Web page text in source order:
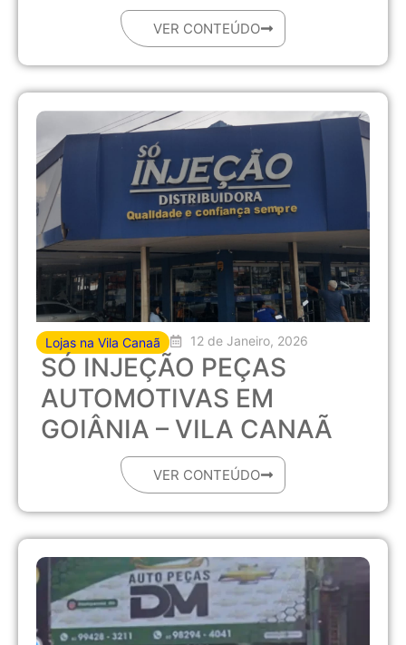
VER CONTEÚDO
Lojas na Vila Canaã 12 de Janeiro, 2026
SÓ INJEÇÃO PEÇAS
AUTOMOTIVAS EM
GOIÂNIA – VILA CANAÃ
VER CONTEÚDO